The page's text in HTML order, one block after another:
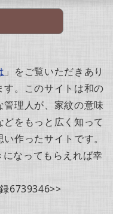
」をご覧いただきあり
す。このサイトは和の
管理人が、家紋の意味
どをもっと広く知って
作ったサイトです。
なってもらえれば幸
6739346>>